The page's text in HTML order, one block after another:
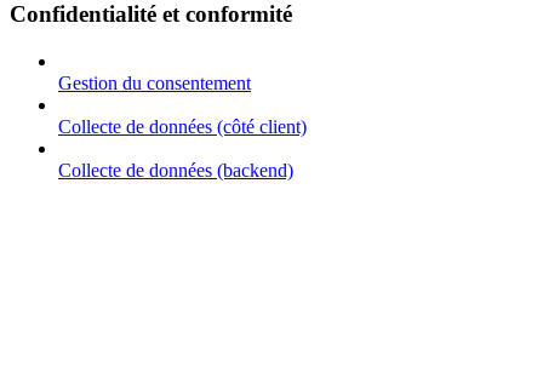
Confidentialité et conformité
Gestion du consentement
Collecte de données (côté client)
Collecte de données (backend)